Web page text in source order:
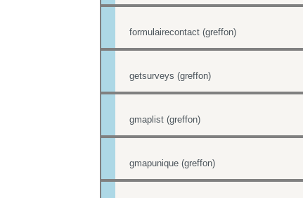
formulairecontact (greffon)
getsurveys (greffon)
gmaplist (greffon)
gmapunique (greffon)